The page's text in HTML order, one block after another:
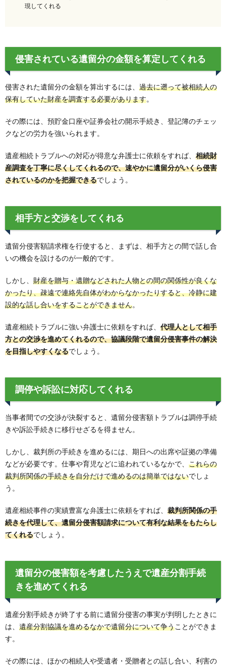
現してくれる
侵害されている遺留分の金額を算定してくれる
侵害された遺留分の金額を算出するには、 過去に遡って被相続人の
保有していた財産を調査する必要があります。
その際には、預貯金口座や証券会社の開示手続き、登記簿のチェッ
クなどの労力を強いられます。
遺産相続トラブルへの対応が得意な弁護士に依頼をすれば、 相続財
産調査を丁寧に尽くしてくれるので、速やかに遺留分がいくら侵害
されているのかを把握できるでしょう。
相手方と交渉をしてくれる
遺留分侵害額請求権を行使すると、まずは、相手方との間で話し合
いの機会を設けるのが一般的です。
しかし、 財産を贈与・遺贈などされた人物との間の関係性が良くな
かったり、疎遠で連絡先自体がわからなかったりすると、冷静に建
設的な話し合いをすることができません。
遺産相続トラブルに強い弁護士に依頼をすれば、 代理人として相手
方との交渉を進めてくれるので、協議段階で遺留分侵害事件の解決
を目指しやすくなるでしょう。
調停や訴訟に対応してくれる
当事者間での交渉が決裂すると、遺留分侵害額トラブルは調停手続
きや訴訟手続きに移行せざるを得ません。
しかし、裁判所の手続きを進めるには、期日への出席や証拠の準備
などが必要です。仕事や育児などに追われているなかで、 これらの
裁判所関係の手続きを自分だけで進めるのは簡単ではないでしょ
う。
遺産相続事件の実績豊富な弁護士に依頼をすれば、 裁判所関係の手
続きを代理して、遺留分侵害額請求について有利な結果をもたらし
てくれるでしょう。
遺留分の侵害額を考慮したうえで遺産分割手続
きを進めてくれる
遺産分割手続きが終了する前に遺留分侵害の事実が判明したときに
は、 遺産分割協議を進めるなかで遺留分について争うことができま
す。
その際には、ほかの相続人や受遺者・受贈者との話し合い、利害の